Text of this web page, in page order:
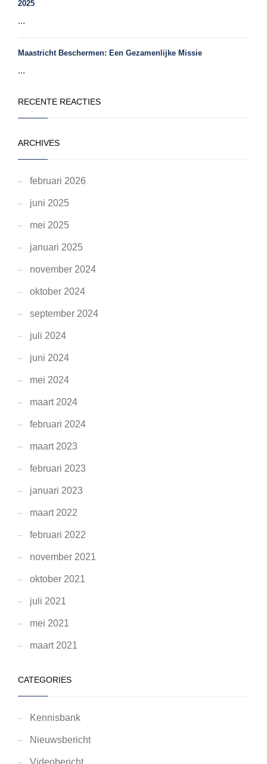
2025
...
Maastricht Beschermen: Een Gezamenlijke Missie
...
RECENTE REACTIES
ARCHIVES
februari 2026
juni 2025
mei 2025
januari 2025
november 2024
oktober 2024
september 2024
juli 2024
juni 2024
mei 2024
maart 2024
februari 2024
maart 2023
februari 2023
januari 2023
maart 2022
februari 2022
november 2021
oktober 2021
juli 2021
mei 2021
maart 2021
CATEGORIES
Kennisbank
Nieuwsbericht
Videobericht